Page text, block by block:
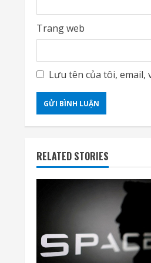
Trang web
Lưu tên của tôi,
RELATED STORIES